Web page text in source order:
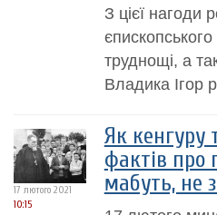
З цієї нагоди
труднощі, а
Владика Ігор
17 лютого 2021
10:15
Як кенгуру
фактів про
мабуть, не